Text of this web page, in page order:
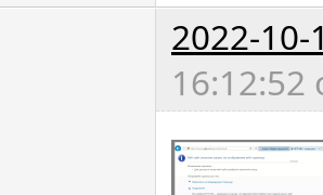
2022-10-
16:12:52